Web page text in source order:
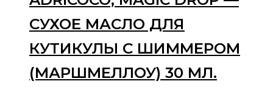
СУХОЕ МАСЛО ДЛЯ
КУТИКУЛЫ С ШИММЕРОМ
(МАРШМЕЛЛОУ) 30 МЛ.